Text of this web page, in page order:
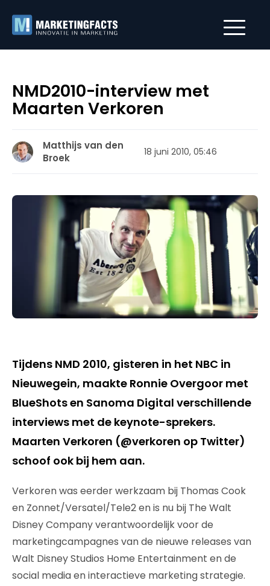
NMD2010-interview met
Maarten Verkoren
Matthijs van den
Broek
18 juni 2010, 05:46
Tijdens NMD 2010, gisteren in het NBC in
Nieuwegein, maakte Ronnie Overgoor met
BlueShots en Sanoma Digital verschillende
interviews met de keynote-sprekers.
Maarten Verkoren (@verkoren op Twitter)
schoof ook bij hem aan.
Verkoren was eerder werkzaam bij Thomas Cook
en Zonnet/Versatel/Tele2 en is nu bij The Walt
Disney Company verantwoordelijk voor de
marketingcampagnes van de nieuwe releases van
Walt Disney Studios Home Entertainment en de
social media en interactieve marketing strategie.